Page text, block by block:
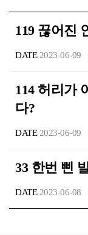
119 끊어진
DATE 2023-06-09
114 허리가
다?
DATE 2023-06-09
33 한번 삔
DATE 2023-06-08